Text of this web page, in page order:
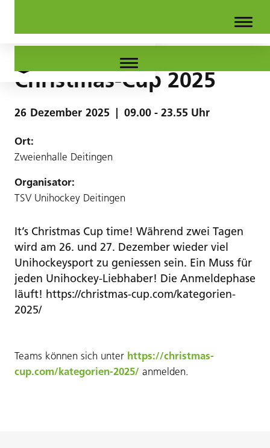
Christmas-Cup 2025
26 Dezember 2025 09.00 - 23.55 Uhr
Ort:
Zweienhalle Deitingen
Organisator:
TSV Unihockey Deitingen
It’s Christmas Cup time! Während zwei Tagen
wird am 26. und 27. Dezember wieder viel
Unihockeysport zu geniessen sein. Ein Muss für
jeden Unihockey-Liebhaber! Die Anmeldephase
läuft! https://christmas-cup.com/kategorien-
2025/
Teams können sich unter https://christmas-
cup.com/kategorien-2025/ anmelden.